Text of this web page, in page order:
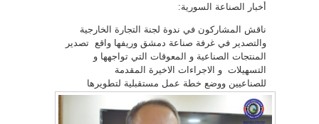
أخبار الصناعة السورية:
ناقش المشاركون في ندوة لجنة التجارة الخارجية
والتصدير في غرفة صناعة دمشق وريفها واقع تصدير
المنتجات الصناعية و المعوقات التي تواجهها و
التسهيلات و الاجراءات الاخيرة المقدمة
للصناعيين ووضع خطة عمل مستقبلية لتطويرها